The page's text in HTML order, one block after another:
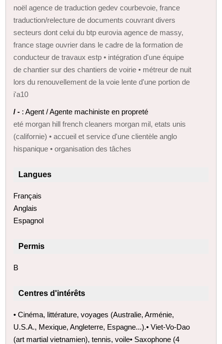
noël agence de traduction gedev courbevoie, france
traduction/relecture de documents couvrant divers
secteurs dont celui du btp eurovia agence de massy,
france stage ouvrier dans le cadre de la formation de
conducteur de travaux estp • intégration d'une équipe
de chantier sur des chantiers de voirie • métreur de nuit
lors du renouvellement de la voie lente d'une portion de
i'a10
/ - : Agent / Agente machiniste en propreté
eté morgan hill french cleaners morgan mil, etats unis
(californie) • accueil et service d'une clientèle anglo
hispanique • organisation des tâches
Langues
Français
Anglais
Espagnol
Permis
B
Centres d'intérêts
• Cinéma, littérature, voyages (Australie, Arménie,
U.S.A., Mexique, Angleterre, Espagne...).• Viet-Vo-Dao
(art martial vietnamien), tennis, voile• Saxophone (4